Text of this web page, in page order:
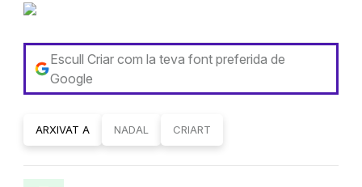
Escull Criar com la teva font preferida de
Google
ARXIVAT A NADAL CRIART